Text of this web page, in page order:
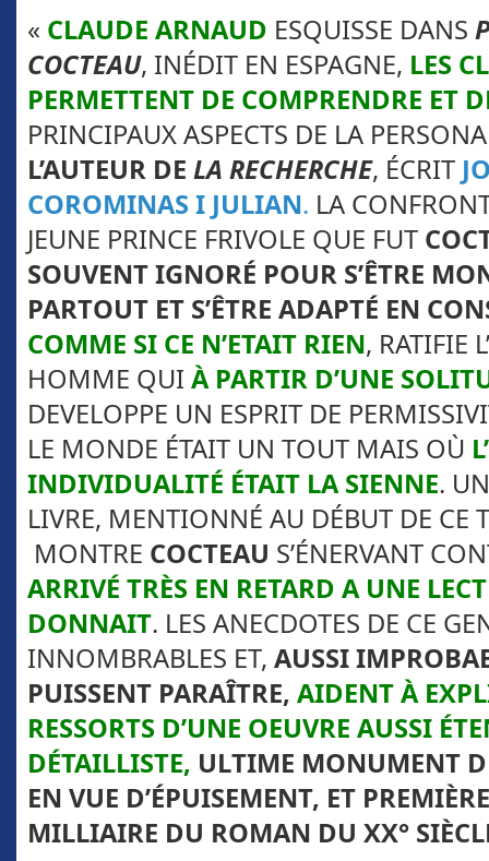
« CLAUDE ARNAUD ESQUISSE DANS
COCTEAU, INÉDIT EN ESPAGNE, LES
PERMETTENT DE COMPRENDRE ET
PRINCIPAUX ASPECTS DE LA
L’AUTEUR DE LA RECHERCHE, ÉCRIT
COROMINAS I JULIAN. LA
JEUNE PRINCE FRIVOLE QUE FUT
SOUVENT IGNORÉ POUR S’ÊTRE
PARTOUT ET S’ÊTRE ADAPTÉ EN
COMME SI CE N’ETAIT RIEN, RATIFIE
HOMME QUI À PARTIR D’UNE
DEVELOPPE UN ESPRIT DE
LE MONDE ÉTAIT UN TOUT MAIS OÙ
INDIVIDUALITÉ ÉTAIT LA SIENNE.
LIVRE, MENTIONNÉ AU DÉBUT DE CE
MONTRE COCTEAU S’ÉNERVANT
ARRIVÉ TRÈS EN RETARD A UNE
DONNAIT. LES ANECDOTES DE CE
INNOMBRABLES ET, AUSSI
PUISSENT PARAÎTRE, AIDENT À
RESSORTS D’UNE OEUVRE AUSSI
DÉTAILLISTE, ULTIME MONUMENT
EN VUE D’ÉPUISEMENT, ET
MILLIAIRE DU ROMAN DU XX°